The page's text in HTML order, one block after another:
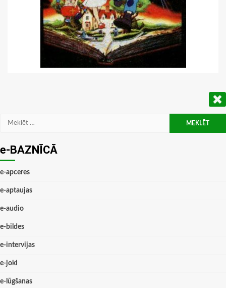
Meklēt:
e-BAZNĪCĀ
e-apceres
e-aptaujas
e-audio
e-bildes
e-intervijas
e-joki
e-lūgšanas